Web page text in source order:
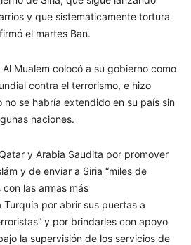
y que sistemáticamente tortura
el martes Ban.
Mualem colocó a su gobierno como
contra el terrorismo, e hizo
no se habría extendido en su país sin
naciones.
y Arabia Saudita por promover
y de enviar a Siria “miles de
las armas más
Turquía por abrir sus puertas a
y por brindarles con apoyo
la supervisión de los servicios de